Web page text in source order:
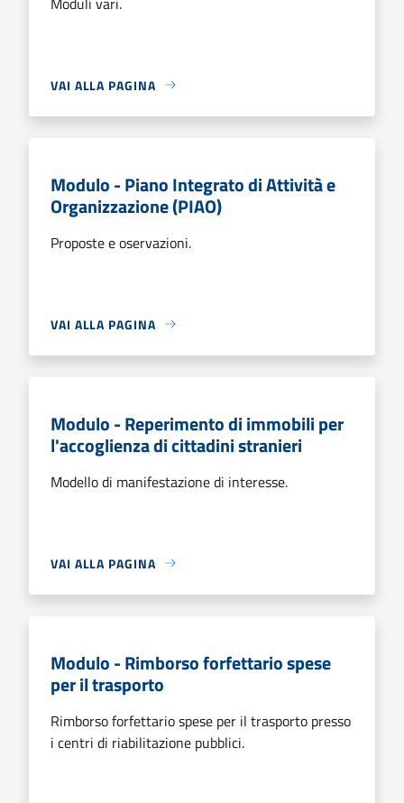
VAI ALLA PAGINA
Modulo - Piano Integrato di Attività e
Organizzazione (PIAO)
Proposte e oservazioni.
VAI ALLA PAGINA
Modulo - Reperimento di immobili per
l'accoglienza di cittadini stranieri
Modello di manifestazione di interesse.
VAI ALLA PAGINA
Modulo - Rimborso forfettario spese
per il trasporto
Rimborso forfettario spese per il trasporto presso
i centri di riabilitazione pubblici.